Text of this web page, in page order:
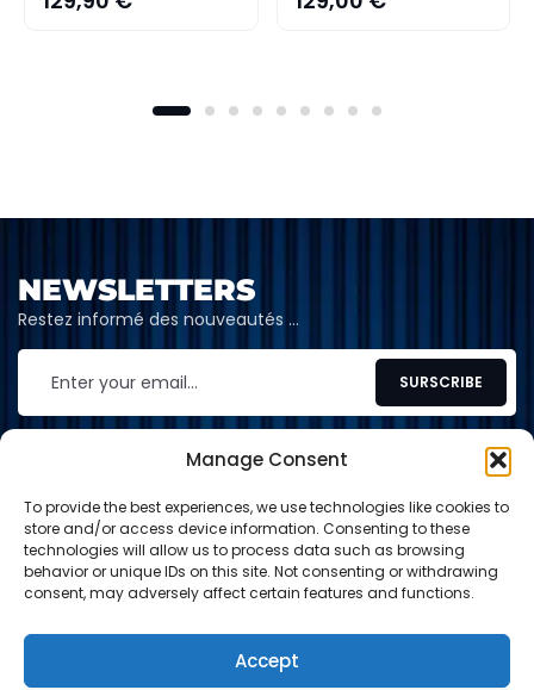
Manage Consent
To provide the best experiences, we use technologies like cookies to
store and/or access device information. Consenting to these
technologies will allow us to process data such as browsing
behavior or unique IDs on this site. Not consenting or withdrawing
consent, may adversely affect certain features and functions.
Accept
NEWSLETTERS
Restez informé des nouveautés …
CONTACT
contact@shop-tcg.fr
INFORMATION